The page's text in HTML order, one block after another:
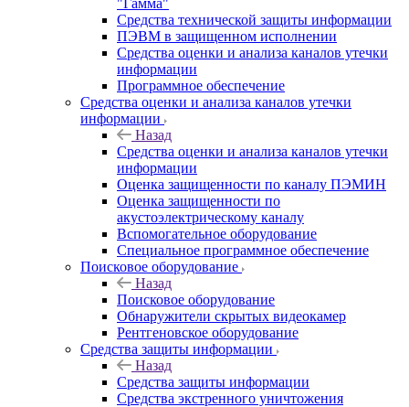
"Гамма"
Средства технической защиты информации
ПЭВМ в защищенном исполнении
Средства оценки и анализа каналов утечки
информации
Программное обеспечение
Средства оценки и анализа каналов утечки
информации
Назад
Средства оценки и анализа каналов утечки
информации
Оценка защищенности по каналу ПЭМИН
Оценка защищенности по
акустоэлектрическому каналу
Вспомогательное оборудование
Специальное программное обеспечение
Поисковое оборудование
Назад
Поисковое оборудование
Обнаружители скрытых видеокамер
Рентгеновское оборудование
Средства защиты информации
Назад
Средства защиты информации
Средства экстренного уничтожения